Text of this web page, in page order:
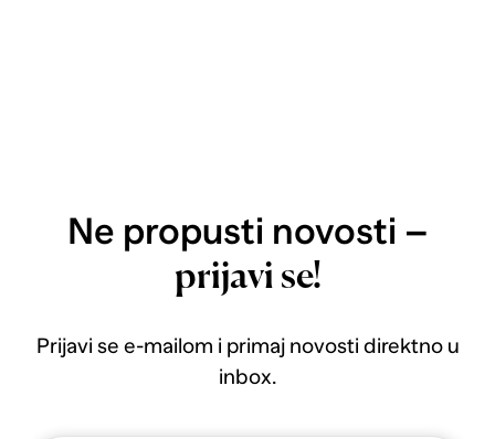
Ne propusti novosti –
prijavi se!
Prijavi se e-mailom i primaj novosti direktno u
inbox.